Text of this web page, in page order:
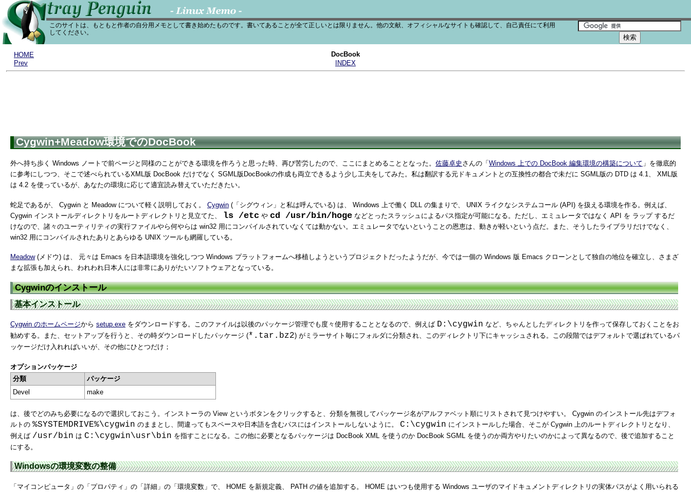
このサイトは、もともと作者の自分用メモとして書き始めたものです。書いてあることが全て正しいとは限りません。他の文献、オフィシャルなサイトも確認して、自己責任にて利用
してください。
HOME
DocBook
Prev
INDEX
Cygwin+Meadow環境でのDocBook
外へ持ち歩く Windows ノートで前ページと同様のことができる環境を作ろうと思った時、再び苦労したので、ここにまとめることとなった。 佐藤卓史 さんの「 Windows 上での DocBook 編集環境の構築について 」を徹底的
に参考にしつつ、そこで述べられているXML版 DocBook だけでなく SGML版DocBookの作成も両立できるよう少し工夫をしてみた。私は翻訳する元ドキュメントとの互換性の都合で未だに SGML版の DTD は 4.1、 XML版
は 4.2 を使っているが、あなたの環境に応じて適宜読み替えていただきたい。
蛇足であるが、 Cygwin と Meadow について軽く説明しておく。 Cygwin (「シグウィン」と私は呼んでいる) は、 Windows 上で働く DLL の集まりで、 UNIX ライクなシステムコール (API) を扱える環境を作る。例えば、
Cygwin インストールディレクトリをルートディレクトリと見立てた、 ls /etc や cd /usr/bin/hoge などとったスラッシュによるパス指定が可能になる。ただし、エミュレータではなく API を ラップ するだ
けなので、諸々のユーティリティの実行ファイルやら何やらは win32 用にコンパイルされていなくては動かない。エミュレータでないということの恩恵は、動きが軽いという点だ。また、そうしたライブラリだけでなく、
win32 用にコンパイルされたありとあらゆる UNIX ツールも網羅している。
Meadow(メドウ) は、 元々は Emacs を日本語環境を強化しつつ Windows プラットフォームへ移植しようというプロジェクトだったようだが、今では一個の Windows 版 Emacs クローンとして独自の地位を確立し、さまざ
まな拡張も加えられ、われわれ日本人には非常にありがたいソフトウェアとなっている。
Cygwinのインストール
基本インストール
Cygwin のホームページから setup.exe をダウンロードする。このファイルは以後のパッケージ管理でも度々使用することとなるので、例えば D:\cygwin など、ちゃんとしたディレクトリを作って保存しておくことをお
勧めする。また、セットアップを行うと、その時ダウンロードしたパッケージ (*.tar.bz2) がミラーサイト毎にフォルダに分類され、このディレクトリ下にキャッシュされる。この段階ではデフォルトで選ばれているパ
ッケージだけ入れればいいが、その他にひとつだけ；
オプションパッケージ
分類
パッケージ
Devel
make
は、後でどのみち必要になるので選択しておこう。インストーラの View というボタンをクリックすると、分類を無視してパッケージ名がアルファベット順にリストされて見つけやすい。 Cygwin のインストール先はデフォ
ルトの %SYSTEMDRIVE%\cygwin のままとし、間違ってもスペースや日本語を含むパスにはインストールしないように。 C:\cygwin にインストールした場合、そこが Cygwin 上のルートディレクトリとなり、
例えば /usr/bin は C:\cygwin\usr\bin を指すことになる。この他に必要となるパッケージは DocBook XML を使うのか DocBook SGML を使うのか両方やりたいのかによって異なるので、後で追加すること
にする。
Windowsの環境変数の整備
「マイコンピュータ」の「プロパティ」の「詳細」の「環境変数」で、 HOME を新規定義、 PATH の値を追加する。 HOME はいつも使用する Windows ユーザのマイドキュメントディレクトリの実体パスがよく用いられる